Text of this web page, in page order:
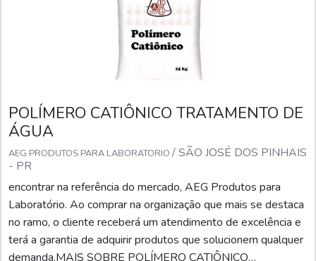
POLÍMERO CATIÔNICO TRATAMENTO DE
ÁGUA
AEG PRODUTOS PARA LABORATORIO / SÃO JOSÉ DOS PINHAIS
- PR
encontrar na referência do mercado, AEG Produtos para
Laboratório. Ao comprar na organização que mais se destaca
no ramo, o cliente receberá um atendimento de excelência e
terá a garantia de adquirir produtos que solucionem qualquer
demanda.MAIS SOBRE POLÍMERO CATIÔNICO